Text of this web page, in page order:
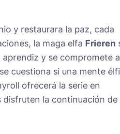
y restaurara la paz, cada
la maga elfa Frieren
y se compromete a
cuestiona si una mente
ofrecerá la serie en
disfruten la continuación de